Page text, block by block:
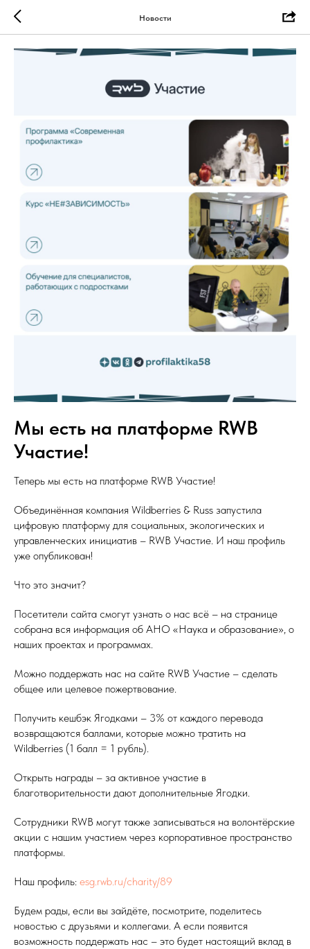
Новости
Мы есть на платформе RWB
Участие!
Теперь мы есть на платформе RWB Участие!
Объединённая компания Wildberries & Russ запустила
цифровую платформу для социальных, экологических и
управленческих инициатив – RWB Участие. И наш профиль
уже опубликован!
Что это значит?
Посетители сайта смогут узнать о нас всё – на странице
собрана вся информация об АНО «Наука и образование», о
наших проектах и программах.
Можно поддержать нас на сайте RWB Участие – сделать
общее или целевое пожертвование.
Получить кешбэк Ягодками – 3% от каждого перевода
возвращаются баллами, которые можно тратить на
Wildberries (1 балл = 1 рубль).
Открыть награды – за активное участие в
благотворительности дают дополнительные Ягодки.
Сотрудники RWB могут также записываться на волонтёрские
акции с нашим участием через корпоративное пространство
платформы.
Наш профиль: esg.rwb.ru/charity/89
Будем рады, если вы зайдёте, посмотрите, поделитесь
новостью с друзьями и коллегами. А если появится
возможность поддержать нас – это будет настоящий вклад в